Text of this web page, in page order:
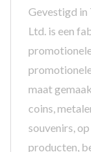
Gevestigd in
Ltd. is een
maat
coins,
souvenirs,
producten,